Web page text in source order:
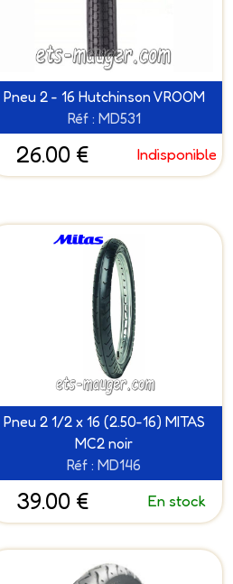
Pneu 2 - 16 Hutchinson VROOM
Réf : MD531
26.00 € Indisponible
Pneu 2 1/2 x 16 (2.50-16) MITAS
MC2 noir
Réf : MD146
39.00 € En stock